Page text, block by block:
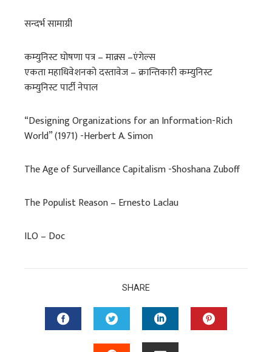
सन्दर्भ सामाग्री
कम्युनिस्ट घोषणा पत्र – माक्र्स –एंगेल्स
एकता महाधिवेशनको दस्तावेज – क्रान्तिकारी कम्युनिस्ट
कम्युनिस्ट पार्टी नेपाल
“Designing Organizations for an Information-Rich
World” (1971) -Herbert A. Simon
The Age of Surveillance Capitalism -Shoshana Zuboff
The Populist Reason – Ernesto Laclau
ILO – Doc
SHARE